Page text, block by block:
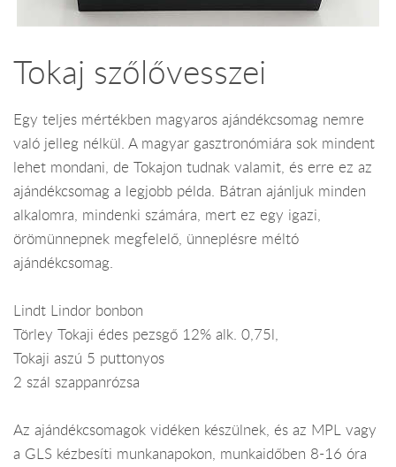
Tokaj szőlővesszei
Egy teljes mértékben magyaros ajándékcsomag nemre
való jelleg nélkül. A magyar gasztronómiára sok mindent
lehet mondani, de Tokajon tudnak valamit, és erre ez az
ajándékcsomag a legjobb példa. Bátran ajánljuk minden
alkalomra, mindenki számára, mert ez egy igazi,
örömünnepnek megfelelő, ünneplésre méltó
ajándékcsomag.
Lindt Lindor bonbon
Törley Tokaji édes pezsgő 12% alk. 0,75l,
Tokaji aszú 5 puttonyos
2 szál szappanrózsa
Az ajándékcsomagok vidéken készülnek, és az MPL vagy
a GLS kézbesíti munkanapokon, munkaidőben 8-16 óra